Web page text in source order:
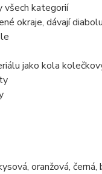
všech kategorií
okraje, dávají
jako kola
oranžová, černá,